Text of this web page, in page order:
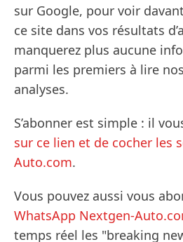
sur Google, pour voir
ce site dans vos résultats
manquerez plus aucune
parmi les premiers à lire
analyses.
S’abonner est simple : il
sur ce lien et de cocher les
Auto.com.
Vous pouvez aussi vous
WhatsApp Nextgen-
temps réel les "breaking